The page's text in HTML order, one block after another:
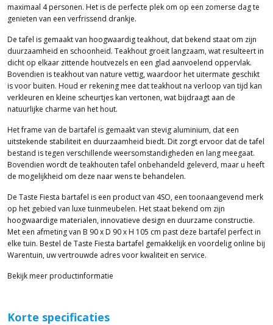
maximaal 4 personen. Het is de perfecte plek om op een zomerse dag te
genieten van een verfrissend drankje.
De tafel is gemaakt van hoogwaardig teakhout, dat bekend staat om zijn
duurzaamheid en schoonheid. Teakhout groeit langzaam, wat resulteert in
dicht op elkaar zittende houtvezels en een glad aanvoelend oppervlak.
Bovendien is teakhout van nature vettig, waardoor het uitermate geschikt
is voor buiten. Houd er rekening mee dat teakhout na verloop van tijd kan
verkleuren en kleine scheurtjes kan vertonen, wat bijdraagt aan de
natuurlijke charme van het hout.
Het frame van de bartafel is gemaakt van stevig aluminium, dat een
uitstekende stabiliteit en duurzaamheid biedt. Dit zorgt ervoor dat de tafel
bestand is tegen verschillende weersomstandigheden en lang meegaat.
Bovendien wordt de teakhouten tafel onbehandeld geleverd, maar u heeft
de mogelijkheid om deze naar wens te behandelen.
De Taste Fiesta bartafel is een product van 4SO, een toonaangevend merk
op het gebied van luxe tuinmeubelen. Het staat bekend om zijn
hoogwaardige materialen, innovatieve design en duurzame constructie.
Met een afmeting van B 90 x D 90 x H 105 cm past deze bartafel perfect in
elke tuin. Bestel de Taste Fiesta bartafel gemakkelijk en voordelig online bij
Warentuin, uw vertrouwde adres voor kwaliteit en service.
Bekijk meer productinformatie
Korte specificaties